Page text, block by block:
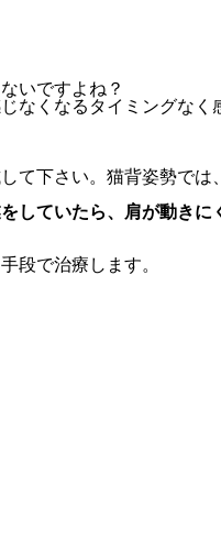
いですよね？
なくなるタイミングなく
て下さい。猫背姿勢では
していたら、肩が動きに
段で治療します。